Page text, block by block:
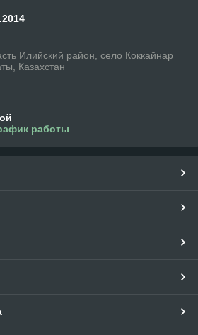
Илийский район, село Коккайнар
Казахстан
работы